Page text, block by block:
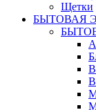
Щетки
БЫТОВАЯ